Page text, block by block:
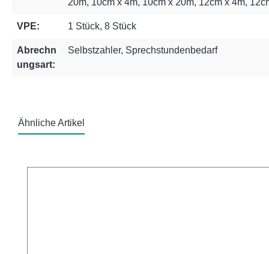
20m, 10cm x 4m, 10cm x 20m, 12cm x 4m,
VPE: 1 Stück, 8 Stück
Abrechn
ungsart:
Selbstzahler, Sprechstundenbedarf
Ähnliche Artikel